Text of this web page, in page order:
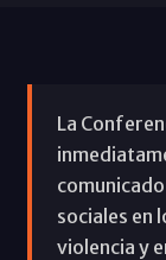
La
sociales en
violencia y